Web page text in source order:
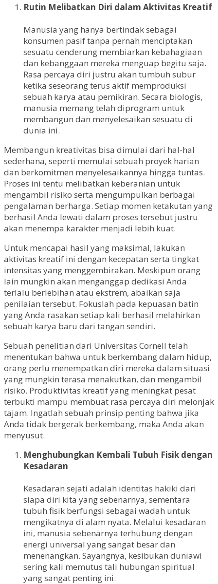
Rutin Melibatkan Diri dalam Aktivitas Kreatif
Manusia yang hanya bertindak sebagai
konsumen pasif tanpa pernah menciptakan
sesuatu cenderung membiarkan kebahagiaan
dan kebanggaan mereka menguap begitu saja.
Rasa percaya diri justru akan tumbuh subur
ketika seseorang terus aktif memproduksi
sebuah karya atau pemikiran. Secara biologis,
manusia memang telah diprogram untuk
membangun dan menyelesaikan sesuatu di
dunia ini.
Membangun kreativitas bisa dimulai dari hal-hal
sederhana, seperti memulai sebuah proyek harian
dan berkomitmen menyelesaikannya hingga tuntas.
Proses ini tentu melibatkan keberanian untuk
mengambil risiko serta mengumpulkan berbagai
pengalaman berharga. Setiap momen ketakutan yang
berhasil Anda lewati dalam proses tersebut justru
akan menempa karakter menjadi lebih kuat.
Untuk mencapai hasil yang maksimal, lakukan
aktivitas kreatif ini dengan kecepatan serta tingkat
intensitas yang menggembirakan. Meskipun orang
lain mungkin akan menganggap dedikasi Anda
terlalu berlebihan atau ekstrem, abaikan saja
penilaian tersebut. Fokuslah pada kepuasan batin
yang Anda rasakan setiap kali berhasil melahirkan
sebuah karya baru dari tangan sendiri.
Sebuah penelitian dari Universitas Cornell telah
menentukan bahwa untuk berkembang dalam hidup,
orang perlu menempatkan diri mereka dalam situasi
yang mungkin terasa menakutkan, dan mengambil
risiko. Produktivitas kreatif yang meningkat pesat
terbukti mampu membuat rasa percaya diri melonjak
tajam. Ingatlah sebuah prinsip penting bahwa jika
Anda tidak bergerak berkembang, maka Anda akan
menyusut.
Menghubungkan Kembali Tubuh Fisik dengan
Kesadaran
Kesadaran sejati adalah identitas hakiki dari
siapa diri kita yang sebenarnya, sementara
tubuh fisik berfungsi sebagai wadah untuk
mengikatnya di alam nyata. Melalui kesadaran
ini, manusia sebenarnya terhubung dengan
energi universal yang sangat besar dan
menenangkan. Sayangnya, kesibukan duniawi
sering kali memutus tali hubungan spiritual
yang sangat penting ini.